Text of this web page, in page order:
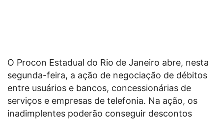
O Procon Estadual do Rio de Janeiro abre, nesta
segunda-feira, a ação de negociação de débitos
entre usuários e bancos, concessionárias de
serviços e empresas de telefonia. Na ação, os
inadimplentes poderão conseguir descontos